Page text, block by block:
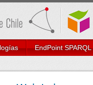
EndPoint SPARQL